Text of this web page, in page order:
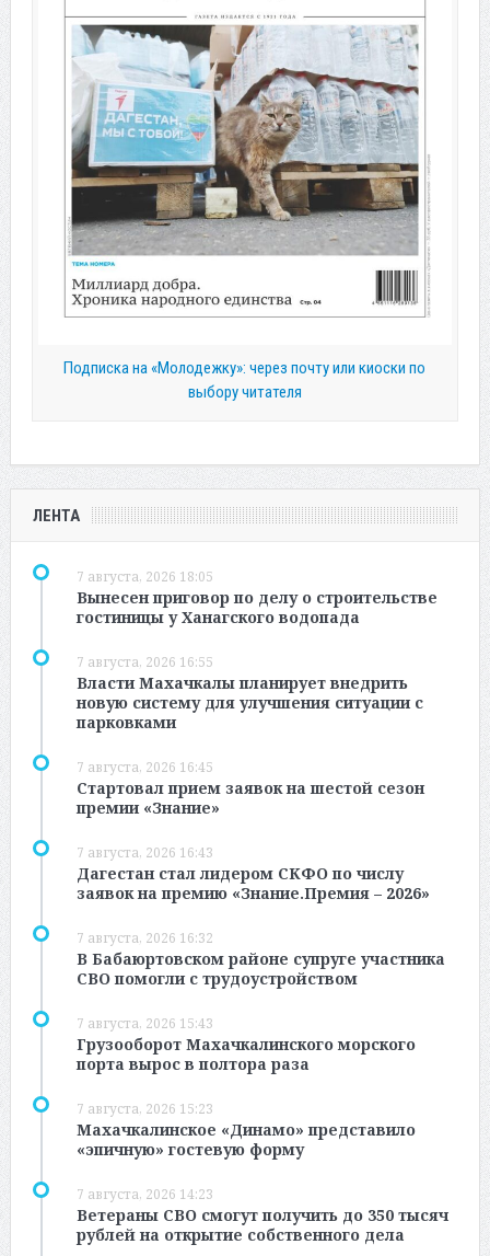
Подписка на «Молодежку»: через почту или киоски по
выбору читателя
ЛЕНТА
7 августа, 2026 18:05
Вынесен приговор по делу о строительстве
гостиницы у Ханагского водопада
7 августа, 2026 16:55
Власти Махачкалы планирует внедрить
новую систему для улучшения ситуации с
парковками
7 августа, 2026 16:45
Стартовал прием заявок на шестой сезон
премии «Знание»
7 августа, 2026 16:43
Дагестан стал лидером СКФО по числу
заявок на премию «Знание.Премия – 2026»
7 августа, 2026 16:32
В Бабаюртовском районе супруге участника
СВО помогли с трудоустройством
7 августа, 2026 15:43
Грузооборот Махачкалинского морского
порта вырос в полтора раза
7 августа, 2026 15:23
Махачкалинское «Динамо» представило
«эпичную» гостевую форму
7 августа, 2026 14:23
Ветераны СВО смогут получить до 350 тысяч
рублей на открытие собственного дела